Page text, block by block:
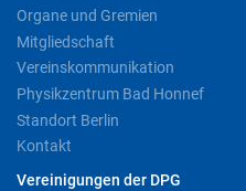
Organe und Gremien
Mitgliedschaft
Vereinskommunikation
Physikzentrum Bad Honnef
Standort Berlin
Kontakt
Vereinigungen der DPG